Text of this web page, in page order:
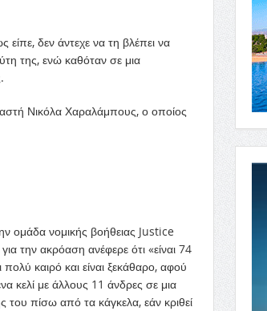
δεν άντεχε να τη βλέπει να
της, ενώ καθόταν σε μια
Νικόλα Χαραλάμπους, ο οποίος
ομάδα νομικής βοήθειας Justice
την ακρόαση ανέφερε ότι «είναι 74
καιρό και είναι ξεκάθαρο, αφού
κελί με άλλους 11 άνδρες σε μια
πίσω από τα κάγκελα, εάν κριθεί